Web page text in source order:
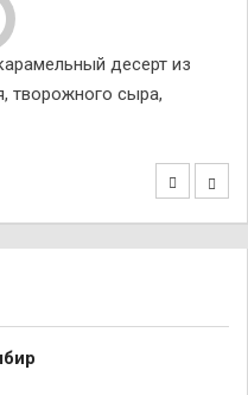
десерт из
творожного сыра,